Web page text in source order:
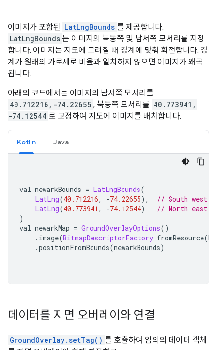
이미지가 포함된 LatLngBounds 를 제공합니다.
LatLngBounds 는 이미지의 북동쪽 및 남서쪽 모서리를 지정
합니다. 이미지는 지도에 그려질 때 경계에 맞춰 회전합니다. 경
계가 원래의 가로세로 비율과 일치하지 않으면 이미지가 왜곡
됩니다.
아래의 코드에서는 이미지의 남서쪽 모서리를
40.712216,-74.22655 , 북동쪽 모서리를 40.773941,
-74.12544 로 고정하여 지도에 이미지를 배치합니다.
Kotlin Java
val newarkBounds = LatLngBounds(
LatLng(40.712216, -74.22655),
// South west
LatLng(40.773941 , -74.12544)
// North east
)
val newarkMap = GroundOverlayOptions()
. image(BitmapDescriptorFactory. fromResource(R
.positionFromBounds(newarkBounds)
데이터를 지면 오버레이와 연결
GroundOverlay.setTag() 를 호출하여 임의의 데이터 객체